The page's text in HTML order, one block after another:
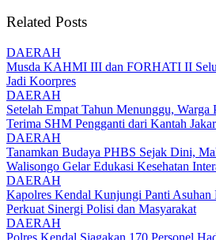
Related Posts
DAERAH
Musda KAHMI III dan FORHATI II
Jadi Koorpres
DAERAH
Setelah Empat Tahun Menunggu,
Terima SHM Pengganti dari Kantah
DAERAH
Tanamkan Budaya PHBS Sejak Dini,
Walisongo Gelar Edukasi Kesehatan
DAERAH
Kapolres Kendal Kunjungi Panti Asuhan
Perkuat Sinergi Polisi dan Masyarakat
DAERAH
Polres Kendal Siagakan 170 Personel